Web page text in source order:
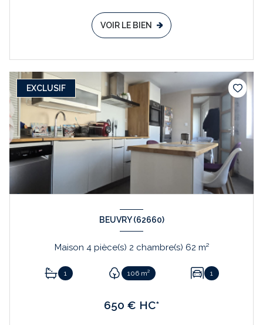
VOIR LE BIEN
EXCLUSIF
BEUVRY (62660)
Maison 4 pièce(s) 2 chambre(s) 62 m²
1 106 m² 1
650 € HC*